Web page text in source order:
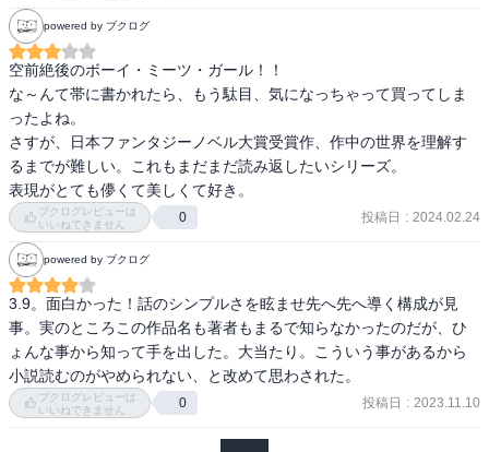
とめ直したことがわかるので、文体の統一にも納得がいくよい趣
向。
惜しむらくは識人たちの扱い。先代の地神代も炎能（正体を知った
時にわかる素晴らしいネーミング！）らも、蟻はまあ報われるので
別枠として、「花」以外は誰も彼も末路があんまりすぎる。
powered by ブクログ
空前絶後のボーイ・ミーツ・ガール！！
な～んて帯に書かれたら、もう駄目、気になっちゃって買ってしま
ったよね。
さすが、日本ファンタジーノベル大賞受賞作、作中の世界を理解す
るまでが難しい。これもまだまだ読み返したいシリーズ。
表現がとても儚くて美しくて好き。
ブクログレビューは
いいねできません
0 投稿日 : 2024.02.24
powered by ブクログ
3.9。面白かった！話のシンプルさを眩ませ先へ先へ導く構成が見
事。実のところこの作品名も著者もまるで知らなかったのだが、ひ
ょんな事から知って手を出した。大当たり。こういう事があるから
小説読むのがやめられない、と改めて思わされた。
ブクログレビューは
いいねできません
0 投稿日 : 2023.11.10